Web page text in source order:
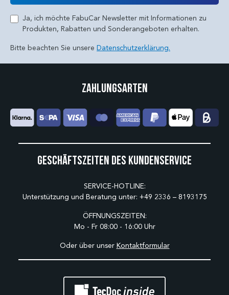
Ja, ich möchte FabuCar Newsletter mit Informationen zu
Produkten, Rabatten und Sonderangeboten erhalten.
Bitte beachten Sie unsere Datenschutzerklärung.
Geschäftszeiten des Kundenservice
SERVICE-HOTLINE:
Unterstützung und Beratung unter: +49 2336 – 8193175
ÖFFNUNGSZEITEN:
Mo - Fr 08:00 - 16:00 Uhr
Oder über unser Kontaktformular
Zahlungsarten